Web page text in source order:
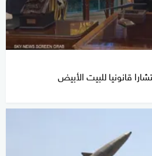
قانونيا للبيت الأبيض